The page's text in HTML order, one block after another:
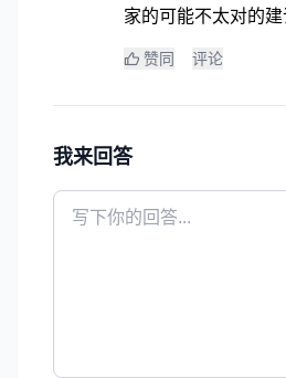
家的可能不太对的建
赞同 评论
我来回答